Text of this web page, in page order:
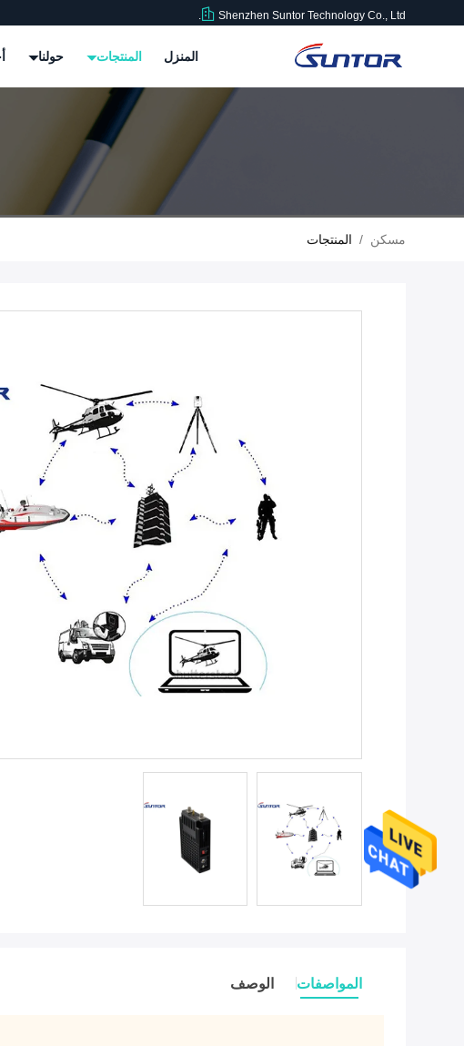
Shenzhen Suntor Technology Co., Ltd.
المنزل المنتجات حولنا
مسكن / المنتجات
المواصفات الوصف